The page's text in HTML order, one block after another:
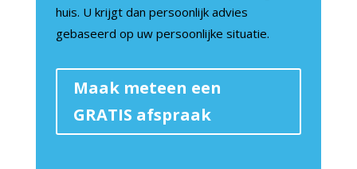
huis. U krijgt dan persoonlijk advies
gebaseerd op uw persoonlijke situatie.
Maak meteen een
GRATIS afspraak